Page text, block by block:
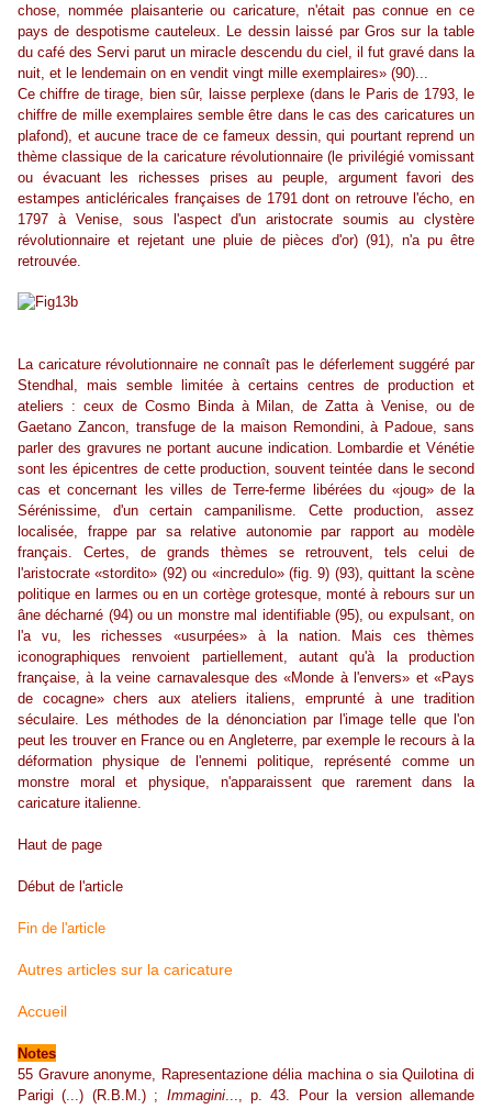
chose, nommée plaisanterie ou caricature, n'était pas connue en ce
pays de despotisme cauteleux. Le dessin laissé par Gros sur la table
du café des Servi parut un miracle descendu du ciel, il fut gravé dans la
nuit, et le lendemain on en vendit vingt mille exemplaires» (90)...
Ce chiffre de tirage, bien sûr, laisse perplexe (dans le Paris de 1793, le
chiffre de mille exemplaires semble être dans le cas des caricatures un
plafond), et aucune trace de ce fameux dessin, qui pourtant reprend un
thème classique de la caricature révolutionnaire (le privilégié vomissant
ou évacuant les richesses prises au peuple, argument favori des
estampes anticléricales françaises de 1791 dont on retrouve l'écho, en
1797 à Venise, sous l'aspect d'un aristocrate soumis au clystère
révolutionnaire et rejetant une pluie de pièces d'or) (91), n'a pu être
retrouvée.
La caricature révolutionnaire ne connaît pas le déferlement suggéré par
Stendhal, mais semble limitée à certains centres de production et
ateliers : ceux de Cosmo Binda à Milan, de Zatta à Venise, ou de
Gaetano Zancon, transfuge de la maison Remondini, à Padoue, sans
parler des gravures ne portant aucune indication. Lombardie et Vénétie
sont les épicentres de cette production, souvent teintée dans le second
cas et concernant les villes de Terre-ferme libérées du «joug» de la
Sérénissime, d'un certain campanilisme. Cette production, assez
localisée, frappe par sa relative autonomie par rapport au modèle
français. Certes, de grands thèmes se retrouvent, tels celui de
l'aristocrate «stordito» (92) ou «incredulo» (fig. 9) (93), quittant la scène
politique en larmes ou en un cortège grotesque, monté à rebours sur un
âne décharné (94) ou un monstre mal identifiable (95), ou expulsant, on
l'a vu, les richesses «usurpées» à la nation. Mais ces thèmes
iconographiques renvoient partiellement, autant qu'à la production
française, à la veine carnavalesque des «Monde à l'envers» et «Pays
de cocagne» chers aux ateliers italiens, emprunté à une tradition
séculaire. Les méthodes de la dénonciation par l'image telle que l'on
peut les trouver en France ou en Angleterre, par exemple le recours à la
déformation physique de l'ennemi politique, représenté comme un
monstre moral et physique, n'apparaissent que rarement dans la
caricature italienne.
Haut de page
Début de l'article
Fin de l'article
Autres articles sur la caricature
Accueil
Notes
55 Gravure anonyme, Rapresentazione délia machina o sia Quilotina di
Parigi (...) (R.B.M.) ; Immagini..., p. 43. Pour la version allemande